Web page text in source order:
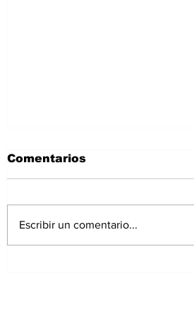
Comentarios
Escribir un comentario...